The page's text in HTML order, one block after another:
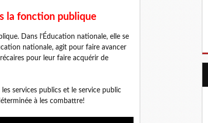
la fonction publique
Dans l’Éducation nationale, elle se
nationale, agit pour faire avancer
pour leur faire acquérir de
services publics et le service public
à les combattre!